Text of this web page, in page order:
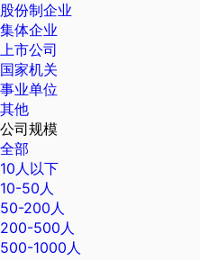
股份制企业
集体企业
上市公司
国家机关
事业单位
其他
公司规模
全部
10人以下
10-50人
50-200人
200-500人
500-1000人